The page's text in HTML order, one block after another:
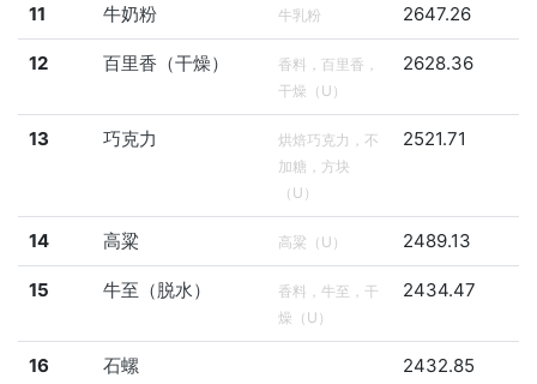
11 牛奶粉 牛乳粉 2647.26
12 百里香（干燥）
香料，百里香，
干燥（U）
2628.36
13 巧克力
烘焙巧克力，不
加糖，方块
（U）
2521.71
14 高粱 高粱（U） 2489.13
15 牛至（脱水）
香料，牛至，干
燥（U）
2434.47
16 石螺 2432.85